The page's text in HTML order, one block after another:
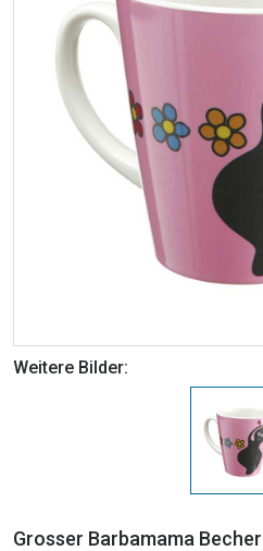
Weitere Bilder:
Grosser Barbamama Becher